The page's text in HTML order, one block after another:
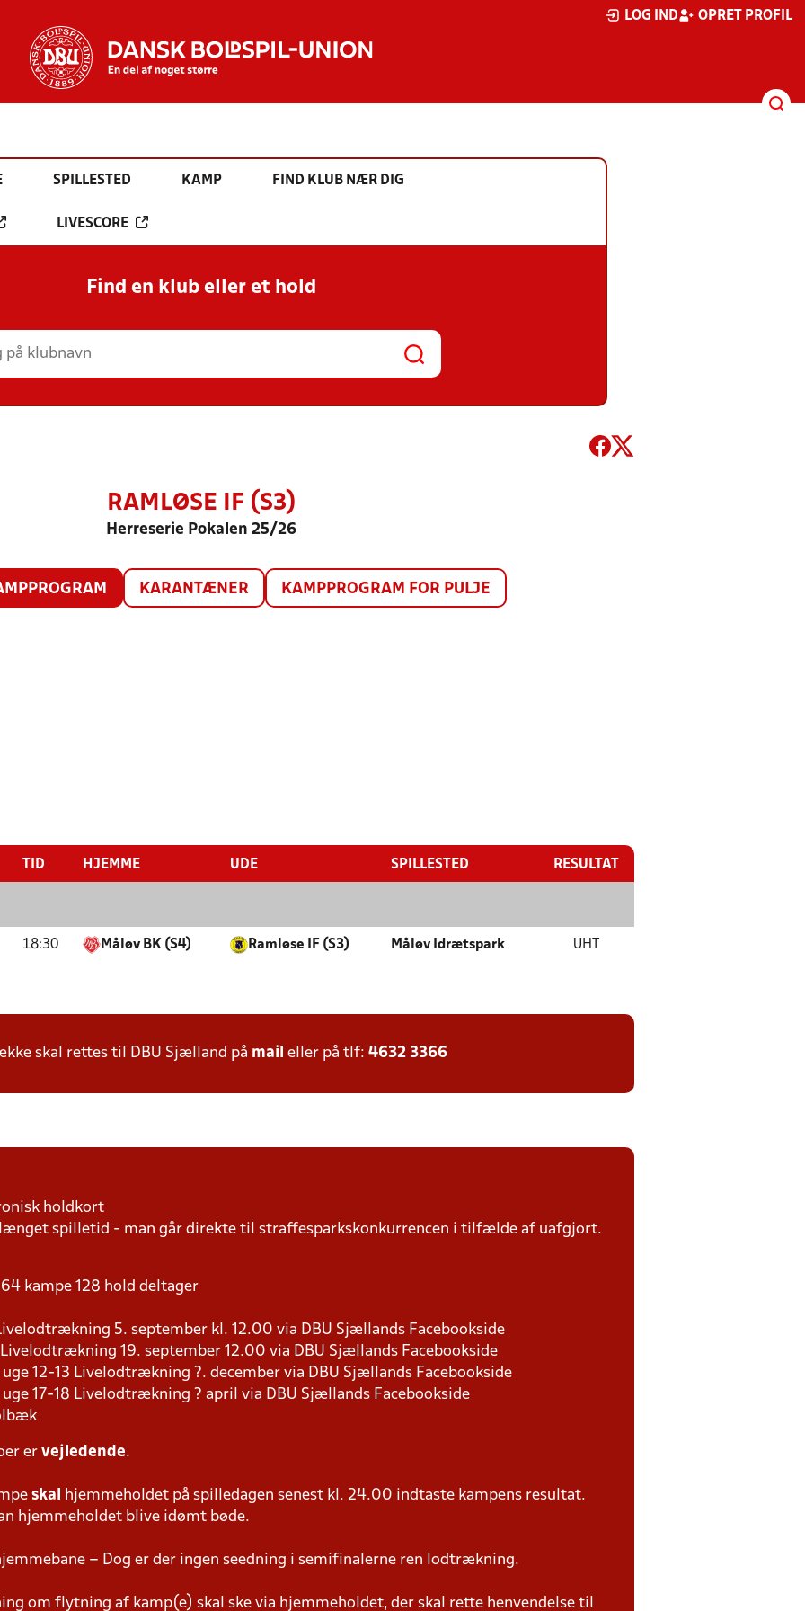
LOG IND OPRET PROFIL
SPILLESTED KAMP FIND KLUB NÆR DIG
LIVESCORE
Find en klub eller et hold
RAMLØSE IF (S3)
Herreserie Pokalen 25/26
KARANTÆNER KAMPPROGRAM FOR PULJE
TID HJEMME UDE SPILLESTED RESULTAT
18:30 Måløv BK (S4) Ramløse IF (S3) Måløv Idrætspark UHT
skal rettes til DBU Sjælland på mail eller på tlf: 4632 3366
holdkort
spilletid - man går direkte til straffesparkskonkurrencen i tilfælde af uafgjort.
kampe 128 hold deltager
5. september kl. 12.00 via DBU Sjællands Facebookside
19. september 12.00 via DBU Sjællands Facebookside
12-13 Livelodtrækning ?. december via DBU Sjællands Facebookside
17-18 Livelodtrækning ? april via DBU Sjællands Facebookside
er vejledende.
skal
hjemmeholdet på spilledagen senest kl. 24.00 indtaste kampens resultat.
hjemmeholdet blive idømt bøde.
– Dog er der ingen seedning i semifinalerne ren lodtrækning.
om flytning af kamp(e) skal ske via hjemmeholdet, der skal rette henvendelse til